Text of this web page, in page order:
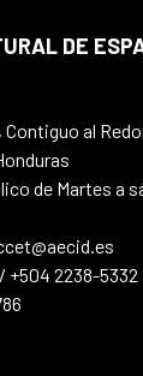
DE
Contiguo al
de Martes a
+504 2238-5332